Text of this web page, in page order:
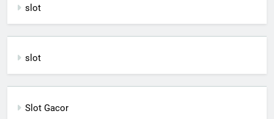
slot
slot
Slot Gacor